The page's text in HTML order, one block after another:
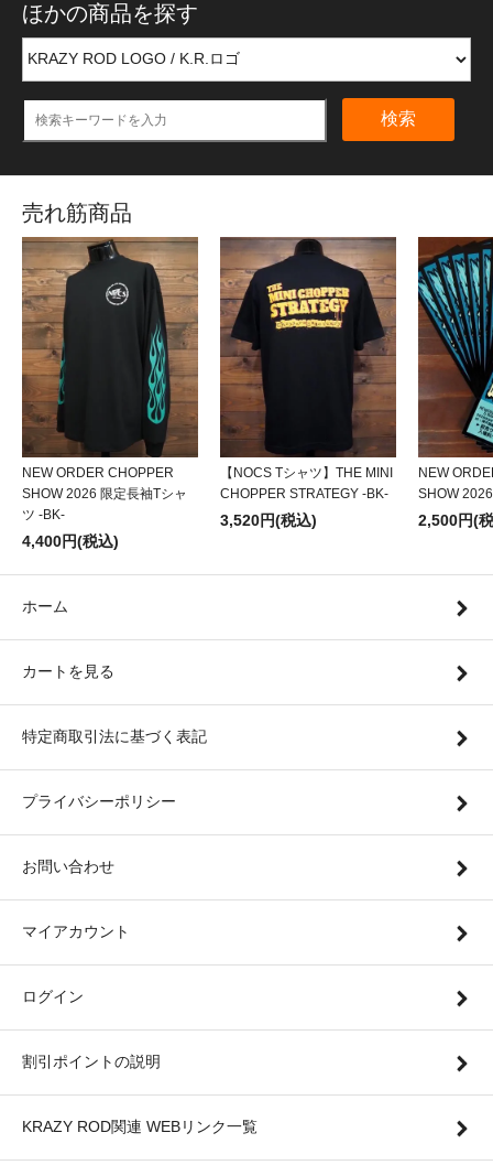
ほかの商品を探す
検索
売れ筋商品
NEW ORDER CHOPPER
SHOW 2026 限定長袖Tシャ
ツ -BK-
4,400円(税込)
【NOCS Tシャツ】THE MINI
CHOPPER STRATEGY -BK-
3,520円(税込)
NEW
SHOW
2,500円(
ホーム
カートを見る
特定商取引法に基づく表記
プライバシーポリシー
お問い合わせ
マイアカウント
ログイン
割引ポイントの説明
KRAZY ROD関連 WEBリンク一覧